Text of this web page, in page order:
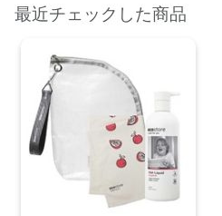
ますので予めご了承ください。
●パッケージはリニューアル等の
合がございます。
●パッケージのリニューアル等の
載と異なる場合がございます。
●予告なくパッケージ仕様が変更
最近チェックした商品